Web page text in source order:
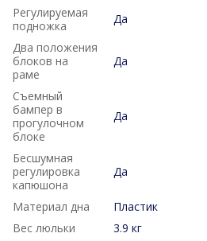
Регулируемая
подножка
Да
Два положения
блоков на
раме
Да
Съемный
бампер в
прогулочном
блоке
Да
Бесшумная
регулировка
капюшона
Да
Материал дна
Пластик
Вес люльки
3.9 кг